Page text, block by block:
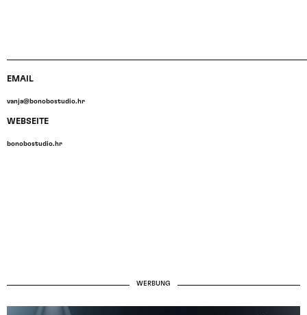
EMAIL
vanja@bonobostudio.hr
WEBSEITE
bonobostudio.hr
WERBUNG